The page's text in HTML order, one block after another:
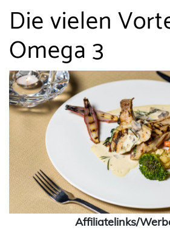
Die vielen
Omega 3
Affiliatelinks/